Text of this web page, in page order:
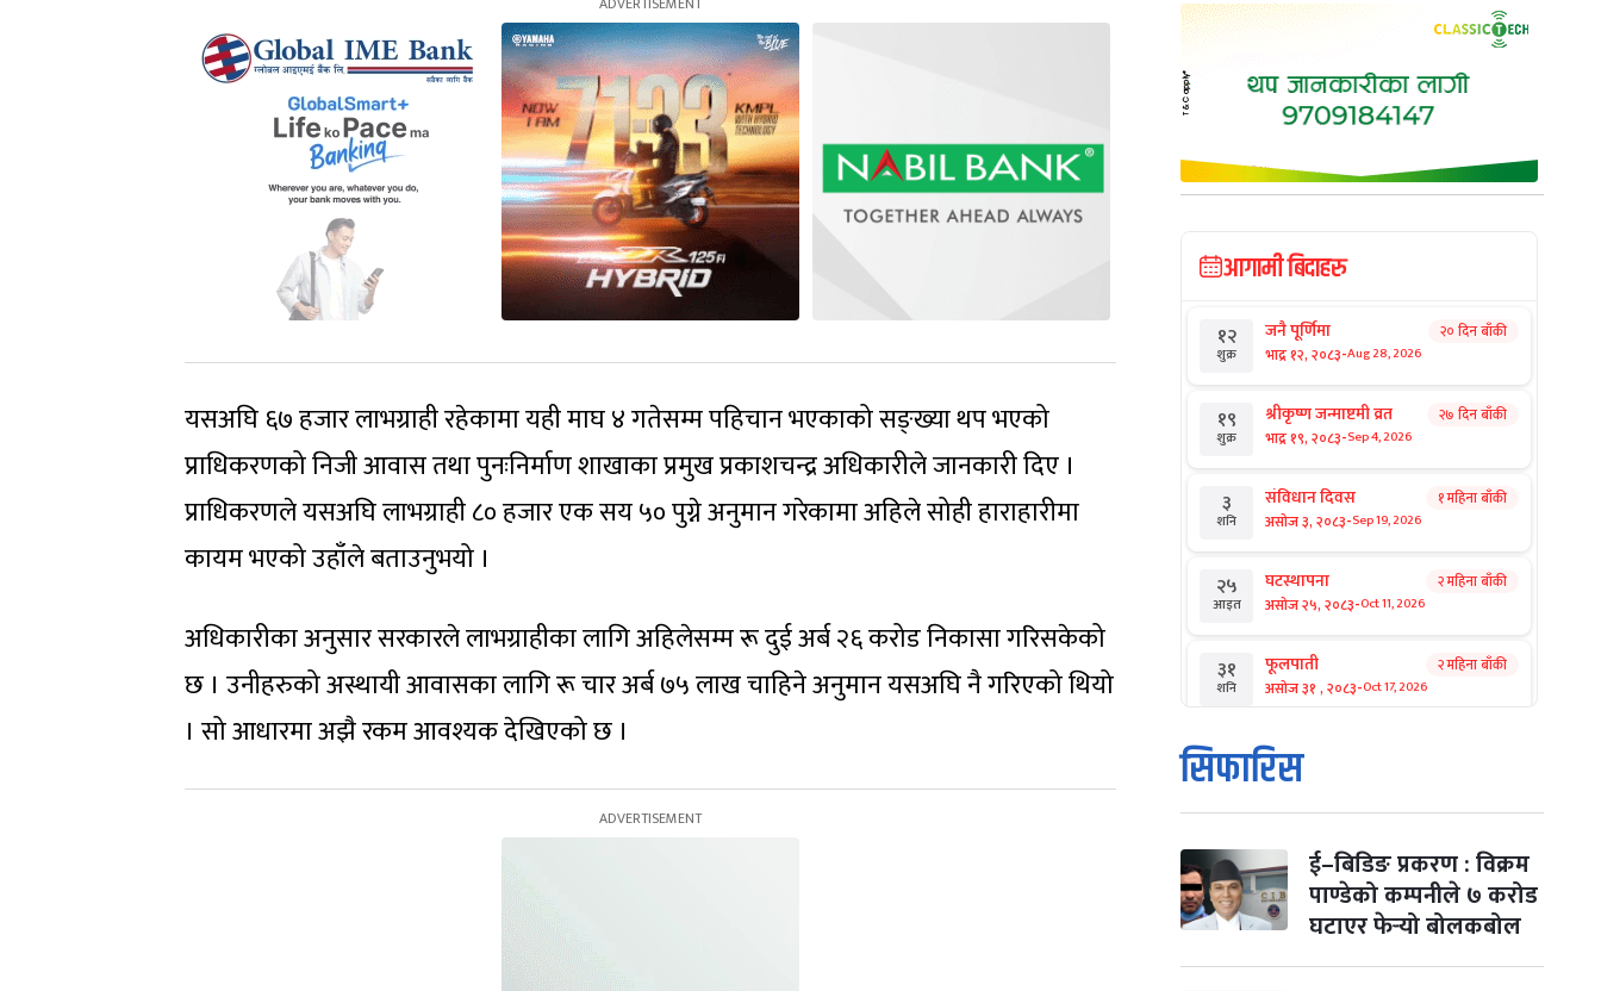
यसअघि ६७ हजार लाभग्राही रहेकामा यही माघ ४ गतेसम्म पहिचान भएकाको सङ्ख्या थप भएको
प्राधिकरणको निजी आवास तथा पुनःनिर्माण शाखाका प्रमुख प्रकाशचन्द्र अधिकारीले जानकारी दिए ।
प्राधिकरणले यसअघि लाभग्राही ८० हजार एक सय ५० पुग्ने अनुमान गरेकामा अहिले सोही हाराहारीमा
कायम भएको उहाँले बताउनुभयो ।
अधिकारीका अनुसार सरकारले लाभग्राहीका लागि अहिलेसम्म रू दुई अर्ब २६ करोड निकासा गरिसकेको
छ । उनीहरुको अस्थायी आवासका लागि रू चार अर्ब ७५ लाख चाहिने अनुमान यसअघि नै गरिएको थियो
। सो आधारमा अझै रकम आवश्यक देखिएको छ ।
आगामी बिदाहरु
१२
शुक्र
जनै पूर्णिमा
भाद्र १२, २०८३-Aug 28, 2026
२० दिन बाँकी
१९
शुक्र
श्रीकृष्ण जन्माष्टमी व्रत
भाद्र १९, २०८३-Sep 4, 2026
२७ दिन बाँकी
३
शनि
संविधान दिवस
असोज ३, २०८३-Sep 19, 2026
१ महिना बाँकी
२५
आइत
घटस्थापना
असोज २५, २०८३-Oct 11, 2026
२ महिना बाँकी
३१
शनि
फूलपाती
असोज ३१ , २०८३-Oct 17, 2026
२ महिना बाँकी
१
आइत
कार्तिक सङ्क्रान्ति
कार्तिक १, २०८३
मंगल कार्तिक ३, २०८३-Oct 20, 2026
४ विजयादशमी
कार्तिक ४, २०८३-Oct 21, 2026
२ महिना बाँकी
सिफारिस
ई–बिडिङ प्रकरण : विक्रम
पाण्डेको कम्पनीले ७ करोड
घटाएर फेर्‍यो बोलकबोल